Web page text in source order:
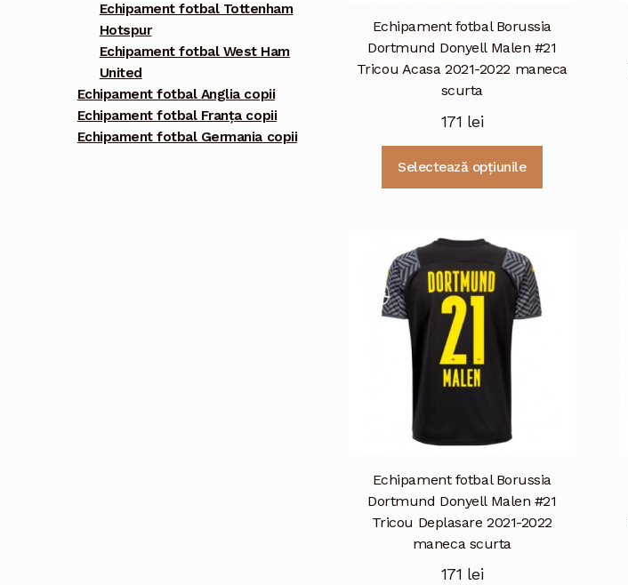
Echipament fotbal Borussia
Dortmund Donyell Malen #21
Tricou Acasa 2021-2022 maneca
scurta
171 lei
Selectează opțiunile
pot
Echipament fotbal Borussia
Dortmund Donyell Malen #21
Tricou Deplasare 2021-2022
maneca scurta
171 lei
Echipament fotbal Tottenham
Hotspur
Echipament fotbal West Ham
United
Echipament fotbal Anglia copii
Echipament fotbal Franța copii
Echipament fotbal Germania copii